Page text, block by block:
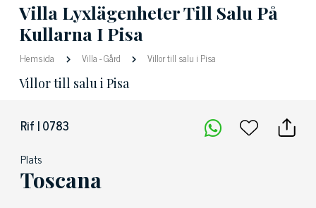
Villa Lyxlägenheter Till Salu På
Kullarna I Pisa
Hemsida Villa-Gård Villor till salu i Pisa
Villor till salu i Pisa
Rif | 0783
Plats
Toscana